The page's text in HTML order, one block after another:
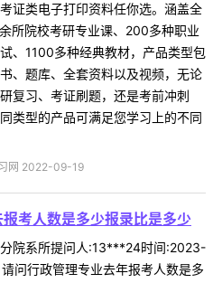
证类电子打印资料任你选。涵盖全
所院校考研专业课、200多种职业
、1100多种经典教材，产品类型包
、题库、全套资料以及视频，无论
复习、考证刷题，还是考前冲刺
类型的产品可满足您学习上的不同
网 2022-09-19
考人数是多少报录比是多少
院系所提问人:13***24时间:2023-
问行政管理专业去年报考人数是多